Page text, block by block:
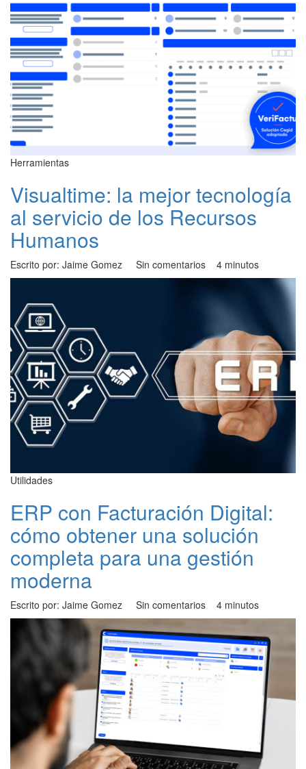
Herramientas
Visualtime: la mejor tecnología
al servicio de los Recursos
Humanos
Escrito por: Jaime Gomez Sin comentarios 4 minutos
Utilidades
ERP con Facturación Digital:
cómo obtener una solución
completa para una gestión
moderna
Escrito por: Jaime Gomez Sin comentarios 4 minutos